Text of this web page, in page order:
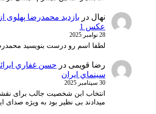
نهال در
عکس 1
28 نوامبر 2025
لطفا اسم رو درست بنویسید
رضا قویمی در
سينماي ايران
30 سپتامبر 2025
انتخاب ابن شخصیت جالب برای
میدادند بی نظیر بود به ویژه صدای